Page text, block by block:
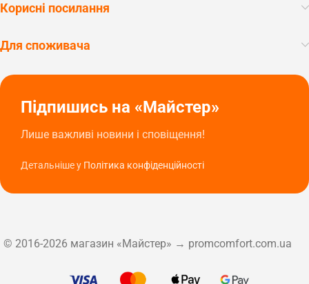
Корисні посилання
Для споживача
Підпишись на «Майстер»
Лише важливі новини і сповіщення!
Детальніше у Політика конфіденційності
© 2016-2026 магазин «Майстер» → promcomfort.com.ua